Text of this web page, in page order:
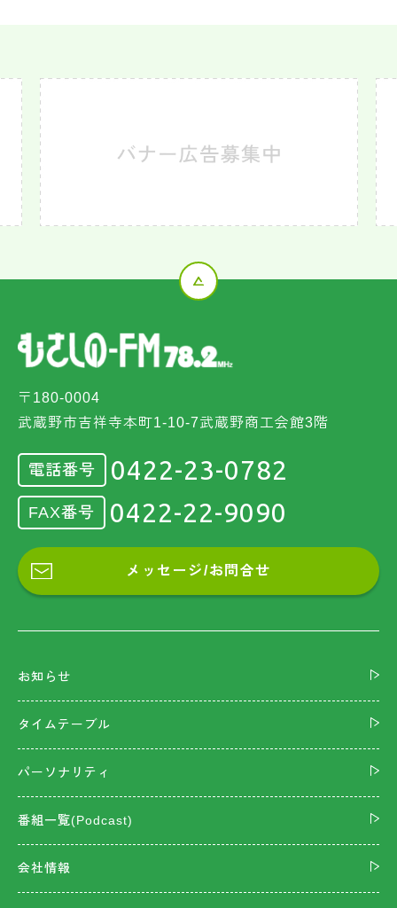
〒180-0004
武蔵野市吉祥寺本町1-10-7武蔵野商工会館3階
電話番号 0422-23-0782
FAX番号 0422-22-9090
メッセージ/お問合せ
お知らせ
タイムテーブル
パーソナリティ
番組一覧(Podcast)
会社情報